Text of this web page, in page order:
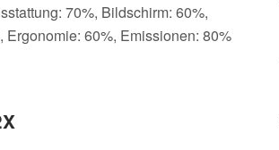
70%, Bildschirm: 60%,
Ergonomie: 60%, Emissionen: 80%